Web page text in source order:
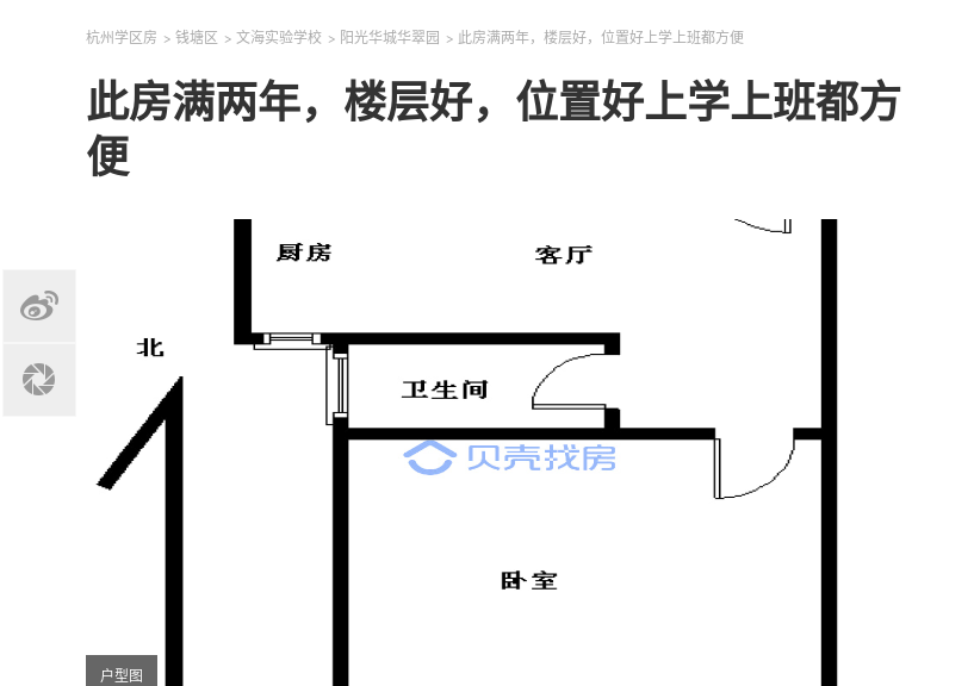
杭州学区房 > 钱塘区 > 文海实验学校 > 阳光华城华翠园 > 此房满两年，楼层好，位置好上学上班都方便
此房满两年，楼层好，位置好上学上班都方
便
户型图